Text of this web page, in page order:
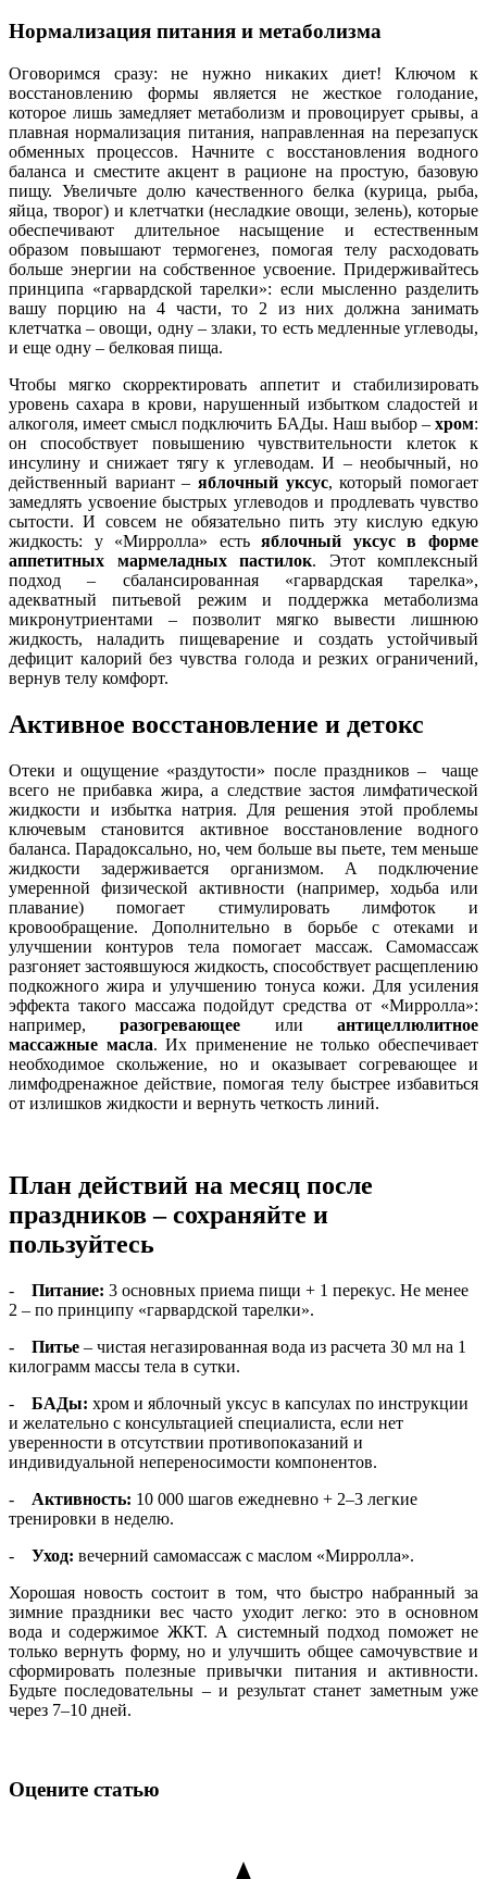
Нормализация питания и метаболизма
Оговоримся сразу: не нужно никаких диет! Ключом к
восстановлению формы является не жесткое голодание,
которое лишь замедляет метаболизм и провоцирует срывы, а
плавная нормализация питания, направленная на перезапуск
обменных процессов. Начните с восстановления водного
баланса и сместите акцент в рационе на простую, базовую
пищу. Увеличьте долю качественного белка (курица, рыба,
яйца, творог) и клетчатки (несладкие овощи, зелень), которые
обеспечивают длительное насыщение и естественным
образом повышают термогенез, помогая телу расходовать
больше энергии на собственное усвоение. Придерживайтесь
принципа «гарвардской тарелки»: если мысленно разделить
вашу порцию на 4 части, то 2 из них должна занимать
клетчатка – овощи, одну – злаки, то есть медленные углеводы,
и еще одну – белковая пища.
Чтобы мягко скорректировать аппетит и стабилизировать
уровень сахара в крови, нарушенный избытком сладостей и
алкоголя, имеет смысл подключить БАДы. Наш выбор – хром:
он способствует повышению чувствительности клеток к
инсулину и снижает тягу к углеводам. И – необычный, но
действенный вариант – яблочный уксус, который помогает
замедлять усвоение быстрых углеводов и продлевать чувство
сытости. И совсем не обязательно пить эту кислую едкую
жидкость: у «Мирролла» естьяблочный уксус в форме
аппетитных мармеладных пастилок. Этот комплексный
подход – сбалансированная «гарвардская тарелка»,
адекватный питьевой режим и поддержка метаболизма
микронутриентами – позволит мягко вывести лишнюю
жидкость, наладить пищеварение и создать устойчивый
дефицит калорий без чувства голода и резких ограничений,
вернув телу комфорт.
Активное восстановление и детокс
Отеки и ощущение «раздутости» после праздников – чаще
всего не прибавка жира, а следствие застоя лимфатической
жидкости и избытка натрия. Для решения этой проблемы
ключевым становится активное восстановление водного
баланса. Парадоксально, но, чем больше вы пьете, тем меньше
жидкости задерживается организмом. А подключение
умеренной физической активности (например, ходьба или
плавание) помогает стимулировать лимфоток и
кровообращение. Дополнительно в борьбе с отеками и
улучшении контуров тела помогает массаж. Самомассаж
разгоняет застоявшуюся жидкость, способствует расщеплению
подкожного жира и улучшению тонуса кожи. Для усиления
эффекта такого массажа подойдут средства от «Мирролла»:
например,разогревающее илиантицеллюлитное
массажные масла. Их применение не только обеспечивает
необходимое скольжение, но и оказывает согревающее и
лимфодренажное действие, помогая телу быстрее избавиться
от излишков жидкости и вернуть четкость линий.
План действий на месяц после
праздников – сохраняйте и
пользуйтесь
- Питание: 3 основных приема пищи + 1 перекус. Не менее
2 – по принципу «гарвардской тарелки».
-
Питье – чистая негазированная вода из расчета 30 мл на 1
килограмм массы тела в сутки.
- БАДы: хром и яблочный уксус в капсулах по инструкции
и желательно с консультацией специалиста, если нет
уверенности в отсутствии противопоказаний и
индивидуальной непереносимости компонентов.
- Активность: 10 000 шагов ежедневно + 2–3 легкие
тренировки в неделю.
-
Уход: вечерний самомассаж с маслом «Мирролла».
Хорошая новость состоит в том, что быстро набранный за
зимние праздники вес часто уходит легко: это в основном
вода и содержимое ЖКТ. А системный подход поможет не
только вернуть форму, но и улучшить общее самочувствие и
сформировать полезные привычки питания и активности.
Будьте последовательны – и результат станет заметным уже
через 7–10 дней.
Оцените статью